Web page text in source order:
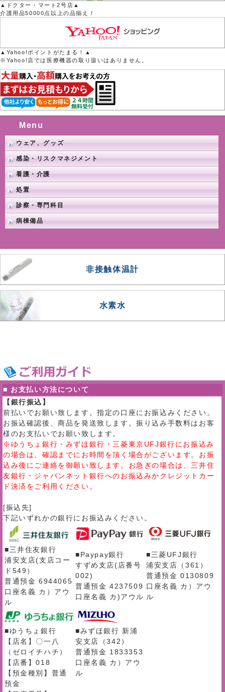
▲ドクター・マート2号店▲
介護用品50000点以上の品揃え！
▲Yahoo!ポイントがたまる！▲
※Yahoo!店では医療機器の取り扱いはありません。
Menu
ウェア、グッズ
感染・リスクマネジメント
看護・介護
処置
診察・専門科目
病棟備品
非接触体温計
水素水
■ お支払い方法について
【銀行振込】
前払いでお願い致します。指定の口座にお振込みください。
お振込確認後、商品を発送致します。振り込み手数料はお客
様のお支払いでお願い致します。
※ゆうちょ銀行・みずほ銀行・三菱東京UFJ銀行にお振込み
の場合は、確認までにお時間を頂く場合がございます。お振
込み後にご連絡を御願い致します。お急ぎの場合は、三井住
友銀行・ジャパンネット銀行へのお振込みかクレジットカー
ド決済をご利用ください。
[振込先]
下記いずれかの銀行にお振込みください。
■三井住友銀行
浦安支店(支店コー
ド549）
普通預金 6944065
口座名義 カ）アウ
ル
■Paypay銀行
すずめ支店(店番号
002)
普通預金 4237509
口座名義 カ)アウル
■三菱UFJ銀行
浦安支店（361）
普通預金 0130809
口座名義 カ）アウ
ル
■ゆうちょ銀行
【店名】〇一八
（ゼロイチハチ）
【店番】018
【預金種別】普通
預金
■みずほ銀行 新浦
安支店（342）
普通預金 1833353
口座名義 カ）アウ
ル